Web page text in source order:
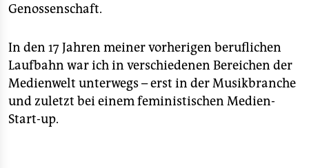
Genossenschaft.
In den 17 Jahren meiner vorherigen beruflichen
Laufbahn war ich in verschiedenen Bereichen der
Medien­welt unterwegs – erst in der Musikbranche
und zuletzt bei einem feministischen Medien-
Start-up.